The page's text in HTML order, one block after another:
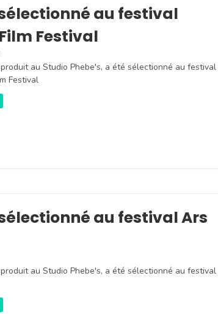
au festival
Festival
au Studio Phebe's, a été sélectionné au festival
Festival
au festival Ars
au Studio Phebe's, a été sélectionné au festival